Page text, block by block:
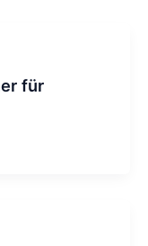
für